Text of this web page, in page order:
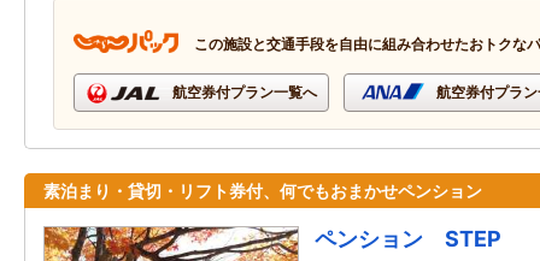
この施設と交通手段を自由に組み合わせたおトクな
航空券付プラン一覧へ 航空券付プラ
素泊まり・貸切・リフト券付、何でもおまかせペンション
ペンション STEP